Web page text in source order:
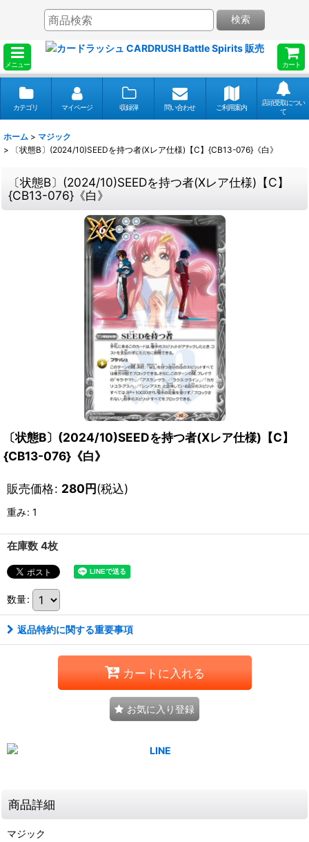
メニュー カート
検索
カテゴリ マイページ 収録弾 問い合わせ ご利用案内
店頭受取につい
て
ホーム > マジック
>
〔状態B〕(2024/10)SEEDを持つ者(Xレア仕様)【C】{CB13-076}《白》
〔状態B〕(2024/10)SEEDを持つ者(Xレア仕様)【C】
{CB13-076}《白》
〔状態B〕(2024/10)SEEDを持つ者(Xレア仕様)【C】
{CB13-076}《白》
販売価格: 280円(税込)
重み: 1
在庫数 4枚
数量:
返品特約に関する重要事項
カートに入れる
お気に入り登録
商品詳細
マジック